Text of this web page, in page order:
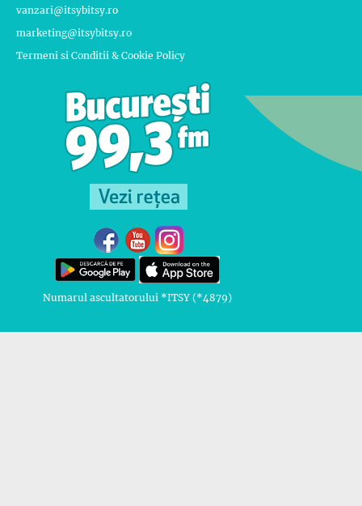
vanzari@itsybitsy.ro
marketing@itsybitsy.ro
Termeni si Conditii & Cookie Policy
Numarul ascultatorului *ITSY (*4879)